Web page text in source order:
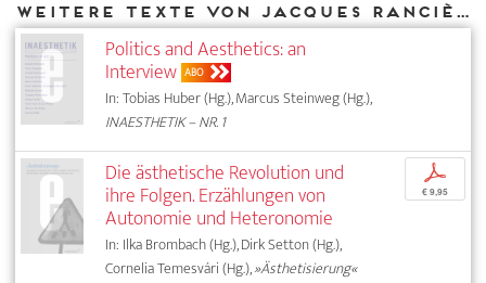
Weitere Texte von Jacques Rancière bei DIAPHANES
Politics and Aesthetics: an
Interview ABO
In: Tobias Huber (Hg.), Marcus Steinweg (Hg.),
INAESTHETIK – NR. 1
Die ästhetische Revolution und
ihre Folgen. Erzählungen von
Autonomie und Heteronomie
In: Ilka Brombach (Hg.), Dirk Setton (Hg.),
Cornelia Temesvári (Hg.),»Ästhetisierung«
p
€ 9,95